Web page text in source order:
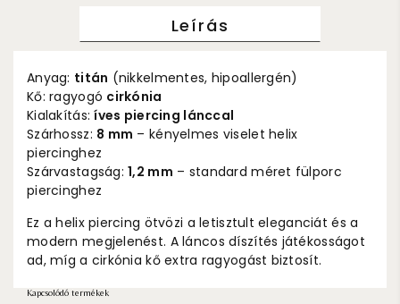
Leírás
Anyag: titán (nikkelmentes, hipoallergén)
Kő: ragyogó cirkónia
Kialakítás:íves piercing lánccal
Szárhossz: 8 mm – kényelmes viselet helix
piercinghez
Szárvastagság:1,2 mm – standard méret fülporc
piercinghez
Ez a helix piercing ötvözi a letisztult eleganciát és a
modern megjelenést. A láncos díszítés játékosságot
ad, míg a cirkónia kő extra ragyogást biztosít.
Kapcsolódó termékek